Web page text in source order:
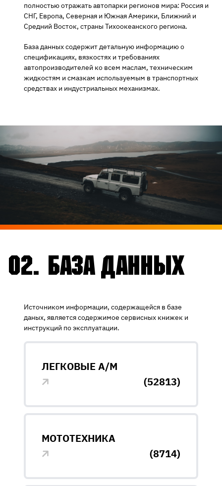
полностью отражать автопарки регионов мира: Россия и
СНГ, Европа, Северная и Южная Америки, Ближний и
Средний Восток, страны Тихоокеанского региона.
База данных содержит детальную информацию о
спецификациях, вязкостях и требованиях
автопроизводителей ко всем маслам, техническим
жидкостям и смазкам используемым в транспортных
средствах и индустриальных механизмах.
02. База данных
Источником информации, содержащейся в базе
даных, является содержимое сервисных книжек и
инструкций по эксплуатации.
ЛЕГКОВЫЕ А/М
(52813)
МОТОТЕХНИКА
(8714)